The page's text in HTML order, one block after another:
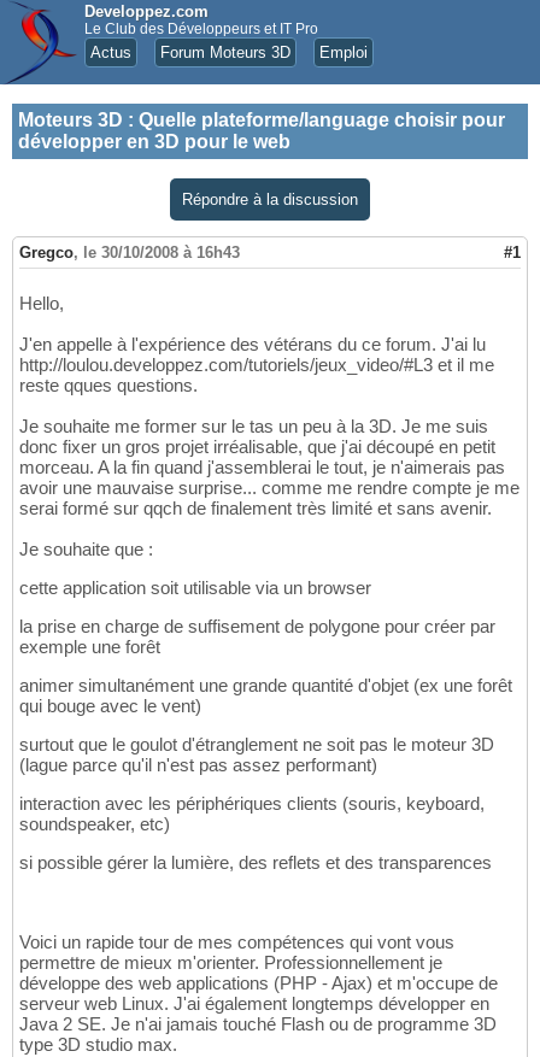
Developpez.com
Le Club des Développeurs et IT Pro
Actus Forum Moteurs 3D Emploi
Moteurs 3D : Quelle plateforme/language choisir pour
développer en 3D pour le web
Répondre à la discussion
Gregco, le 30/10/2008 à 16h43 #1
Hello,
J'en appelle à l'expérience des vétérans du ce forum. J'ai lu
http://loulou.developpez.com/tutoriels/jeux_video/#L3 et il me
reste qques questions.
Je souhaite me former sur le tas un peu à la 3D. Je me suis
donc fixer un gros projet irréalisable, que j'ai découpé en petit
morceau. A la fin quand j'assemblerai le tout, je n'aimerais pas
avoir une mauvaise surprise... comme me rendre compte je me
serai formé sur qqch de finalement très limité et sans avenir.
Je souhaite que :
cette application soit utilisable via un browser
la prise en charge de suffisement de polygone pour créer par
exemple une forêt
animer simultanément une grande quantité d'objet (ex une forêt
qui bouge avec le vent)
surtout que le goulot d'étranglement ne soit pas le moteur 3D
(lague parce qu'il n'est pas assez performant)
interaction avec les périphériques clients (souris, keyboard,
soundspeaker, etc)
si possible gérer la lumière, des reflets et des transparences
Voici un rapide tour de mes compétences qui vont vous
permettre de mieux m'orienter. Professionnellement je
développe des web applications (PHP - Ajax) et m'occupe de
serveur web Linux. J'ai également longtemps développer en
Java 2 SE. Je n'ai jamais touché Flash ou de programme 3D
type 3D studio max.